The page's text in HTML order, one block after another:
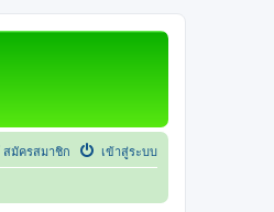
เข้าสู่ระบบ
สมัครสมาชิก